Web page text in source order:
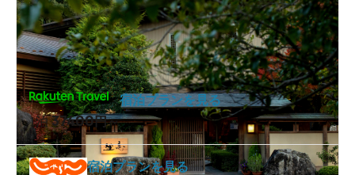
1泊37400円～
宿泊プランを見る
宿泊プランを見る